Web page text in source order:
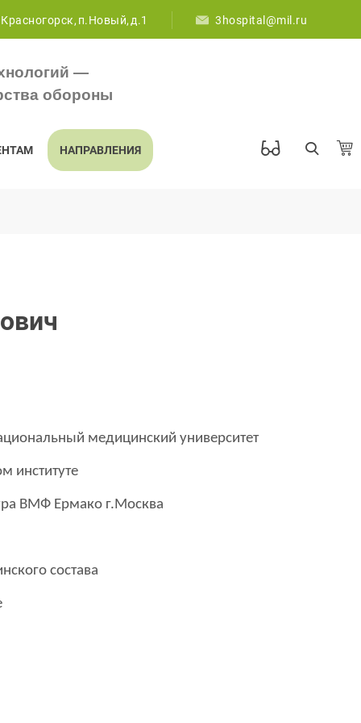
п.Новый, д.1 3hospital@mil.ru
—
обороны
НАПРАВЛЕНИЯ
медицинский университет
институте
ВМФ Ермако г.Москва
состава